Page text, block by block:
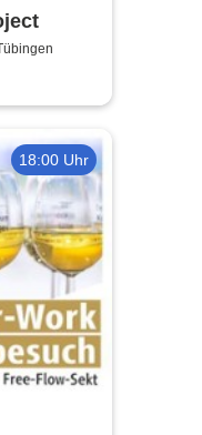
18:00 Uhr